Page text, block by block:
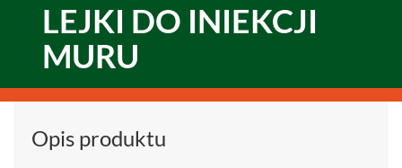
LEJKI DO INIEKCJI
MURU
Opis produktu